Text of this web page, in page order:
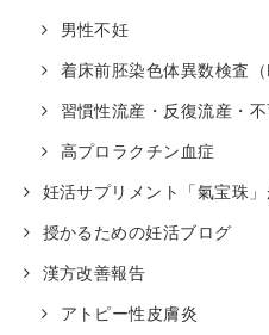
男性不妊
着床前胚染色体異数検査（
習慣性流産・反復流産・
高プロラクチン血症
妊活サプリメント「氣宝珠
授かるための妊活ブログ
漢方改善報告
アトピー性皮膚炎